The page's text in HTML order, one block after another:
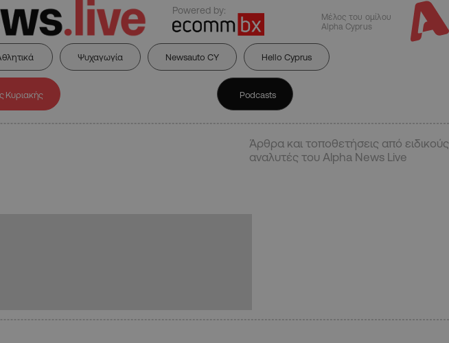
Powered by:
Μέλος του ομίλου
Alpha Cyprus
Ψυχαγωγία Newsauto CY Hello Cyprus
Κυριακής Podcasts
Άρθρα και τοποθετήσεις από ειδικούς
αναλυτές του Alpha News Live